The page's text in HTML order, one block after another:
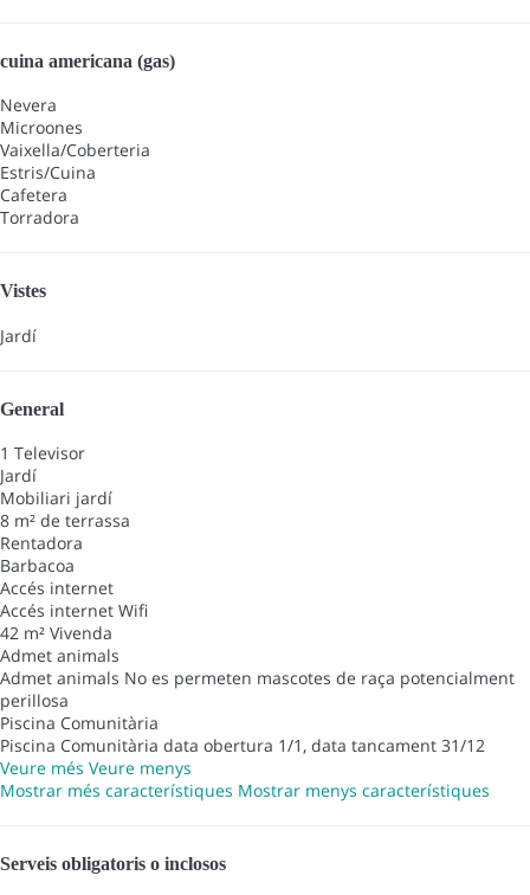
cuina americana (gas)
Nevera
Microones
Vaixella/Coberteria
Estris/Cuina
Cafetera
Torradora
Vistes
Jardí
General
1 Televisor
Jardí
Mobiliari jardí
8 m² de terrassa
Rentadora
Barbacoa
Accés internet
Accés internet Wifi
42 m² Vivenda
Admet animals
Admet animals No es permeten mascotes de raça potencialment
perillosa
Piscina Comunitària
Piscina Comunitària data obertura 1/1, data tancament 31/12
Veure més Veure menys
Mostrar més característiques Mostrar menys característiques
Serveis obligatoris o inclosos